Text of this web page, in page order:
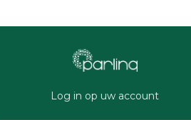
Log in op uw account